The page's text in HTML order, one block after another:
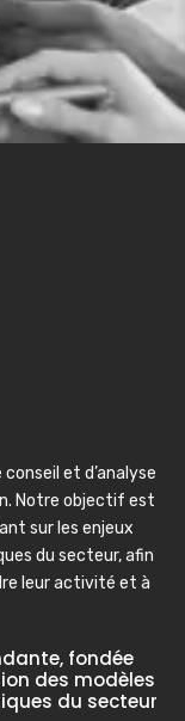
et d’analyse
Notre objectif est
sur les enjeux
du secteur, afin
leur activité et à
fondée
des modèles
du secteur